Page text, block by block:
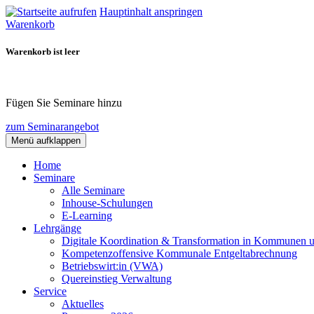
Hauptinhalt anspringen
Warenkorb
Warenkorb ist leer
Fügen Sie Seminare hinzu
zum Seminarangebot
Menü aufklappen
Home
Seminare
Alle Seminare
Inhouse-Schulungen
E-Learning
Lehrgänge
Digitale Koordination & Transformation in Kommunen
Kompetenzoffensive Kommunale Entgeltabrechnung
Betriebswirt:in (VWA)
Quereinstieg Verwaltung
Service
Aktuelles